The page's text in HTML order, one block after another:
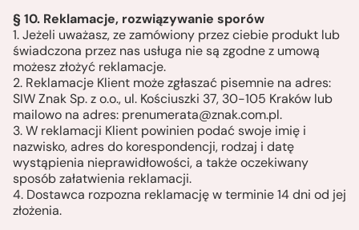
§ 10. Reklamacje, rozwiązywanie sporów
1. Jeżeli uważasz, ze zamówiony przez ciebie produkt lub
świadczona przez nas usługa nie są zgodne z umową
możesz złożyć reklamacje.
2. Reklamacje Klient może zgłaszać pisemnie na adres:
SIW Znak Sp. z o.o., ul. Kościuszki 37, 30-105 Kraków lub
mailowo na adres: prenumerata@znak.com.pl.
3. W reklamacji Klient powinien podać swoje imię i
nazwisko, adres do korespondencji, rodzaj i datę
wystąpienia nieprawidłowości, a także oczekiwany
sposób załatwienia reklamacji.
4. Dostawca rozpozna reklamację w terminie 14 dni od jej
złożenia.